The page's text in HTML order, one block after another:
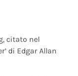
citato nel
di Edgar Allan